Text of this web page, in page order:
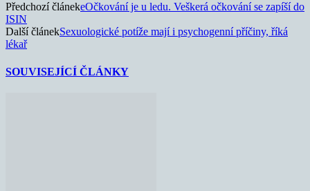
Předchozí článekeOčkování je u ledu. Veškerá očkování se zapíší do
ISIN
Další článekSexuologické potíže mají i psychogenní příčiny, říká
lékař
SOUVISEJÍCÍ ČLÁNKY